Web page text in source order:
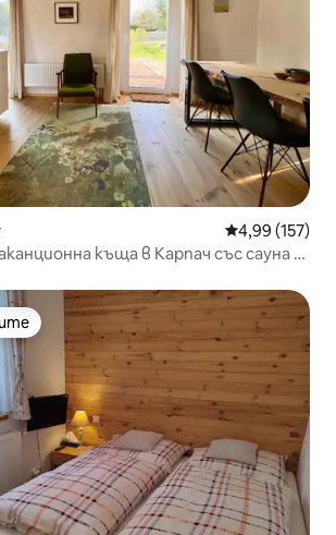
Средна
4,99 (157)
къща в Карпач със сауна и